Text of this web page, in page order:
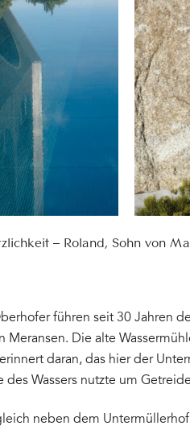
– Roland, Sohn von
führen seit 30 Jahren
Meransen. Die alte
daran, das hier der
des Wassers nutzte um
neben dem